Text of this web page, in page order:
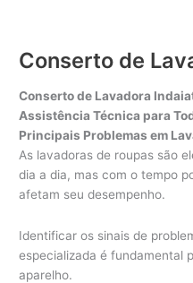
Conserto de
Conserto de Lavadora
Assistência Técnica para
Principais Problemas em
As lavadoras de roupas são
dia a dia, mas com o tempo
afetam seu desempenho.
Identificar os sinais de
especializada é fundamental
aparelho.